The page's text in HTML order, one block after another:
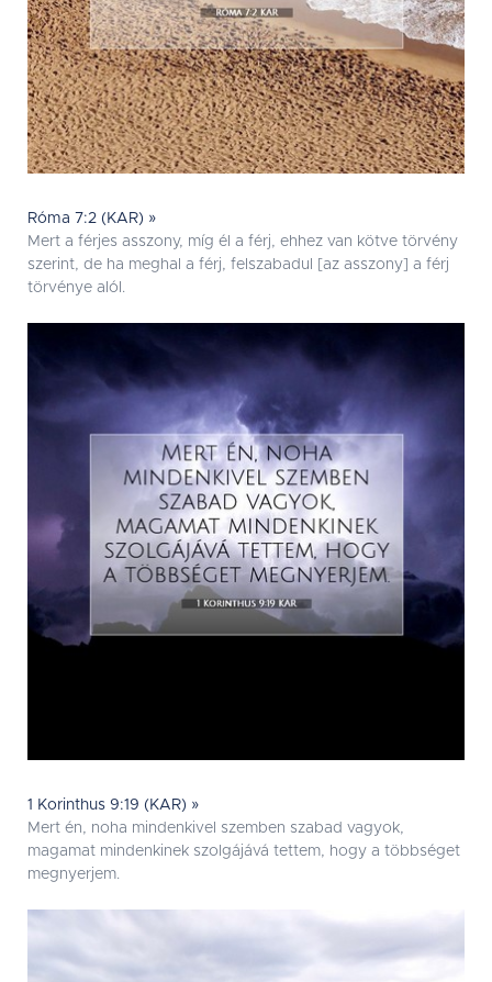
Róma 7:2 (KAR) »
Mert a férjes asszony, míg él a férj, ehhez van kötve törvény
szerint, de ha meghal a férj, felszabadul [az asszony] a férj
törvénye alól.
1 Korinthus 9:19 (KAR) »
Mert én, noha mindenkivel szemben szabad vagyok,
magamat mindenkinek szolgájává tettem, hogy a többséget
megnyerjem.